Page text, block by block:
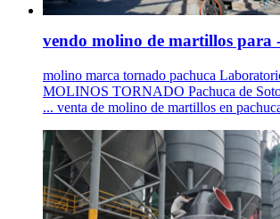
vendo molino de martillos para
molino marca tornado pachuca
MOLINOS TORNADO Pachuca de
... venta de molino de martillos en